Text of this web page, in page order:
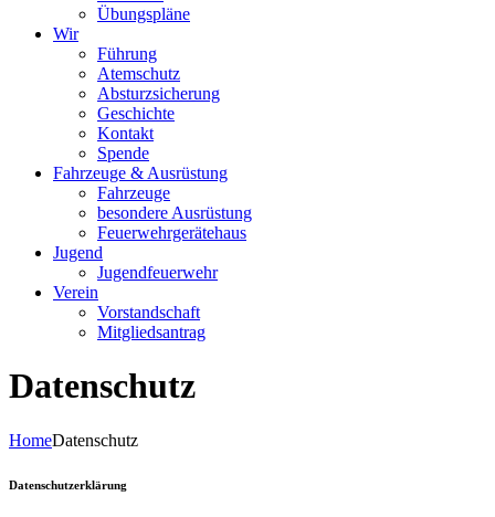
Übungspläne
Wir
Führung
Atemschutz
Absturzsicherung
Geschichte
Kontakt
Spende
Fahrzeuge & Ausrüstung
Fahrzeuge
besondere Ausrüstung
Feuerwehrgerätehaus
Jugend
Jugendfeuerwehr
Verein
Vorstandschaft
Mitgliedsantrag
Datenschutz
HomeDatenschutz
Datenschutzerklärung